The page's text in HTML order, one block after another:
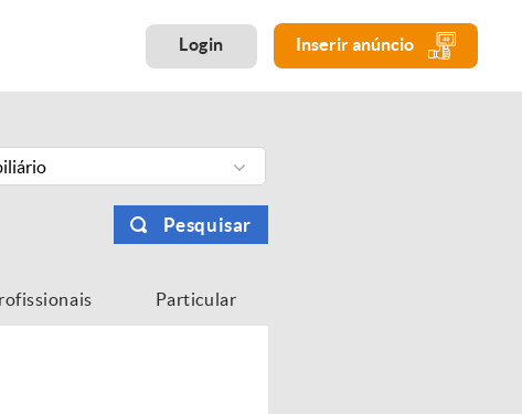
Login Inserir anúncio
Pesquisar
Particular